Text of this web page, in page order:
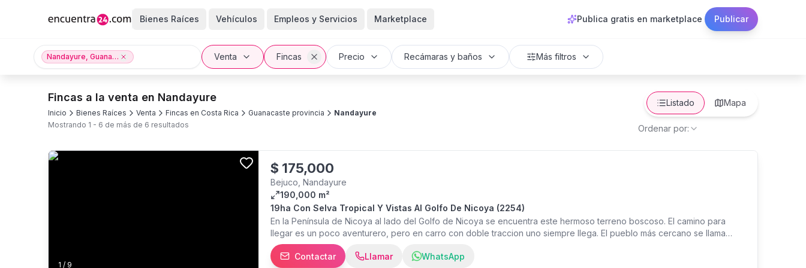
Bienes Raíces Vehículos Empleos y Servicios Marketplace Publica gratis en marketplace Publicar
Nandayure, Guanacaste provincia Venta Fincas Precio Recámaras y baños Más filtros
Fincas a la venta en Nandayure
Inicio Bienes Raíces Venta Fincas en Costa Rica Guanacaste provincia
Nandayure
Mostrando 1 - 6 de más de 6 resultados
Listado Mapa
Ordenar por:
1 / 9
$ 175,000
Bejuco, Nandayure
190,000 m²
19ha Con Selva Tropical Y Vistas Al Golfo De Nicoya (2254)
En la Península de Nicoya al lado del Golfo de Nicoya se encuentra este hermoso terreno boscoso. El camino para
llegar es un poco aventurero, pero en carro con doble traccion uno siempre llega. El pueblo más cercano se llama
Pilas de Canjel y es un pueblo tranquilo de trabajadores de melones para los campos de melones de los alrededores.
La propiedad en sí tiene 19 hectáreas y tiene un camino interno que conduce a un hermoso plantel, lo suficientemente
Contactar Llamar WhatsApp